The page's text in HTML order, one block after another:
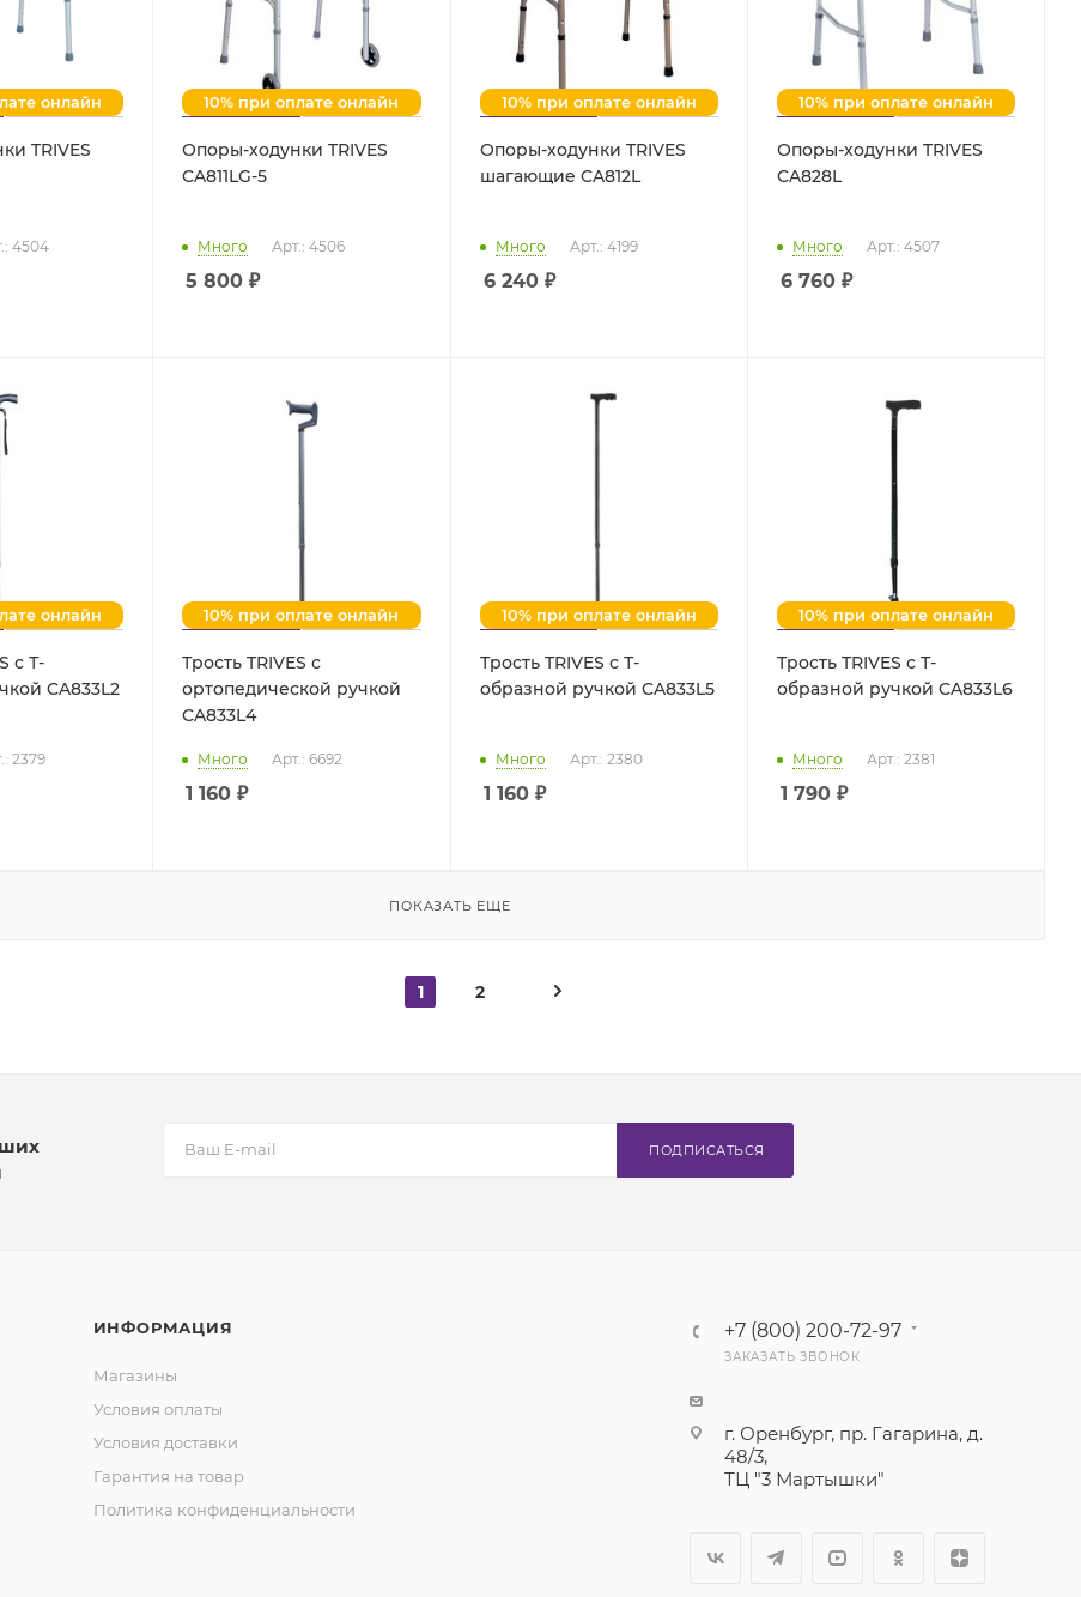
онлайн
TRIVES
4504
10% при оплате онлайн
Опоры-ходунки TRIVES
CA811LG-5
Много Арт.: 4506
5 800 ₽
10% при оплате онлайн
Опоры-ходунки TRIVES
шагающие CA812L
Много Арт.: 4199
6 240₽
10% при оплате онлайн
Опоры-ходунки TRIVES
CA828L
Много Арт.: 4507
6 760₽
онлайн
с Т-
CA833L2
2379
10% при оплате онлайн
Трость TRIVES с
ортопедической ручкой
CA833L4
Много Арт.: 6692
1 160 ₽
10% при оплате онлайн
Трость TRIVES с Т-
образной ручкой CA833L5
Много Арт.: 2380
1 160₽
10% при оплате онлайн
Трость TRIVES с Т-
образной ручкой CA833L6
Много Арт.: 2381
1 790₽
ПОКАЗАТЬ ЕЩЕ
1 2
ПОДПИСАТЬСЯ
ИНФОРМАЦИЯ
Магазины
Условия оплаты
Условия доставки
Гарантия на товар
Политика конфиденциальности
+7 (800) 200-72-97
ЗАКАЗАТЬ ЗВОНОК
г. Оренбург, пр. Гагарина, д.
48/3,
ТЦ "3 Мартышки"